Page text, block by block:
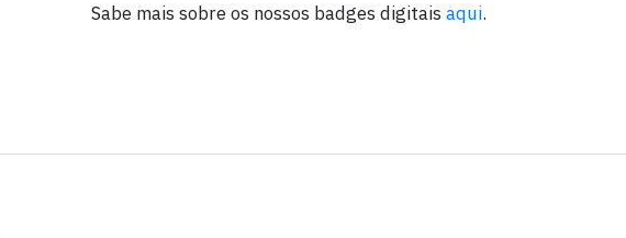
Sabe mais sobre os nossos badges digitais aqui.